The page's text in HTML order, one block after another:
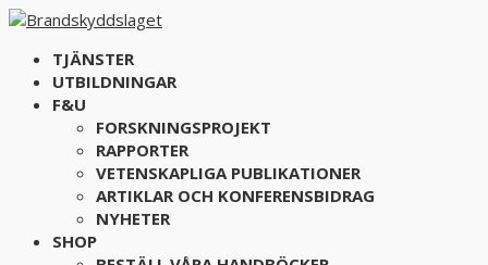
TJÄNSTER
UTBILDNINGAR
F&U
FORSKNINGSPROJEKT
RAPPORTER
VETENSKAPLIGA PUBLIKATIONER
ARTIKLAR OCH KONFERENSBIDRAG
NYHETER
SHOP